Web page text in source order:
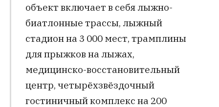
объект включает в себя лыжно-
биатлонные трассы, лыжный
стадион на 3 000 мест, трамплины
для прыжков на лыжах,
медицинско-восстановительный
центр, четырёхзвёздочный
гостиничный комплекс на 200